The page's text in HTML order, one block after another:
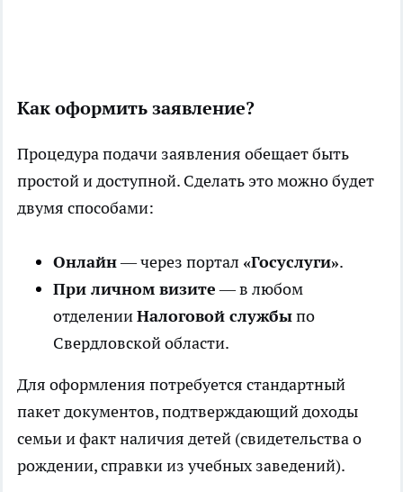
Как оформить заявление?
Процедура подачи заявления обещает быть
простой и доступной. Сделать это можно будет
двумя способами:
Онлайн— через портал «Госуслуги».
При личном визите— в любом
отделенииНалоговой службыпо
Свердловской области.
Для оформления потребуется стандартный
пакет документов, подтверждающий доходы
семьи и факт наличия детей (свидетельства о
рождении, справки из учебных заведений).